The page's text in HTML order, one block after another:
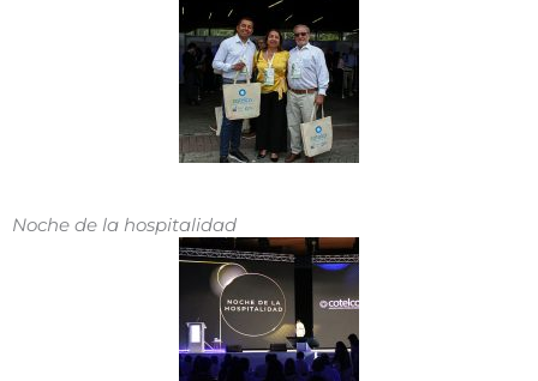
Noche de la hospitalidad